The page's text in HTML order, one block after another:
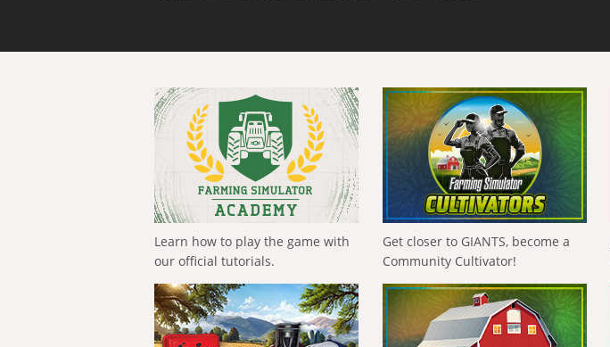
Learn how to play the game with
our official tutorials.
Get closer to GIANTS, become a
Community Cultivator!